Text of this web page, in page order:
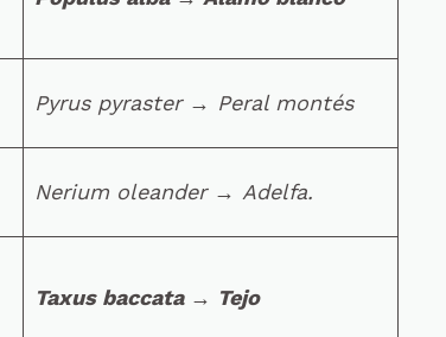
Pyrus pyraster → Peral montés
Nerium oleander → Adelfa.
Taxus baccata → Tejo